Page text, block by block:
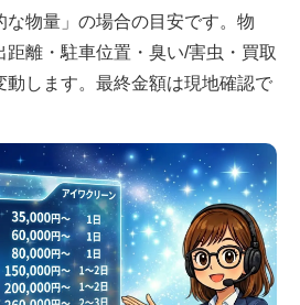
な物量」の場合の目安です。物
距離・駐車位置・臭い/害虫・買取
動します。最終金額は現地確認で